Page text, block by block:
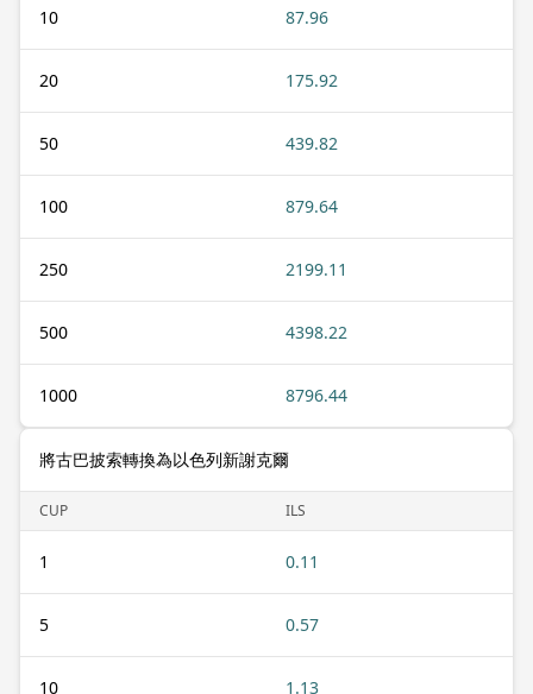
10 87.96
20 175.92
50 439.82
100 879.64
250 2199.11
500 4398.22
1000 8796.44
將古巴披索轉換為以色列新謝克爾
CUP ILS
1 0.11
5 0.57
10 1.13